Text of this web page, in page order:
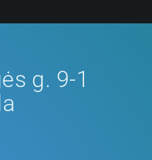
g. 9-1